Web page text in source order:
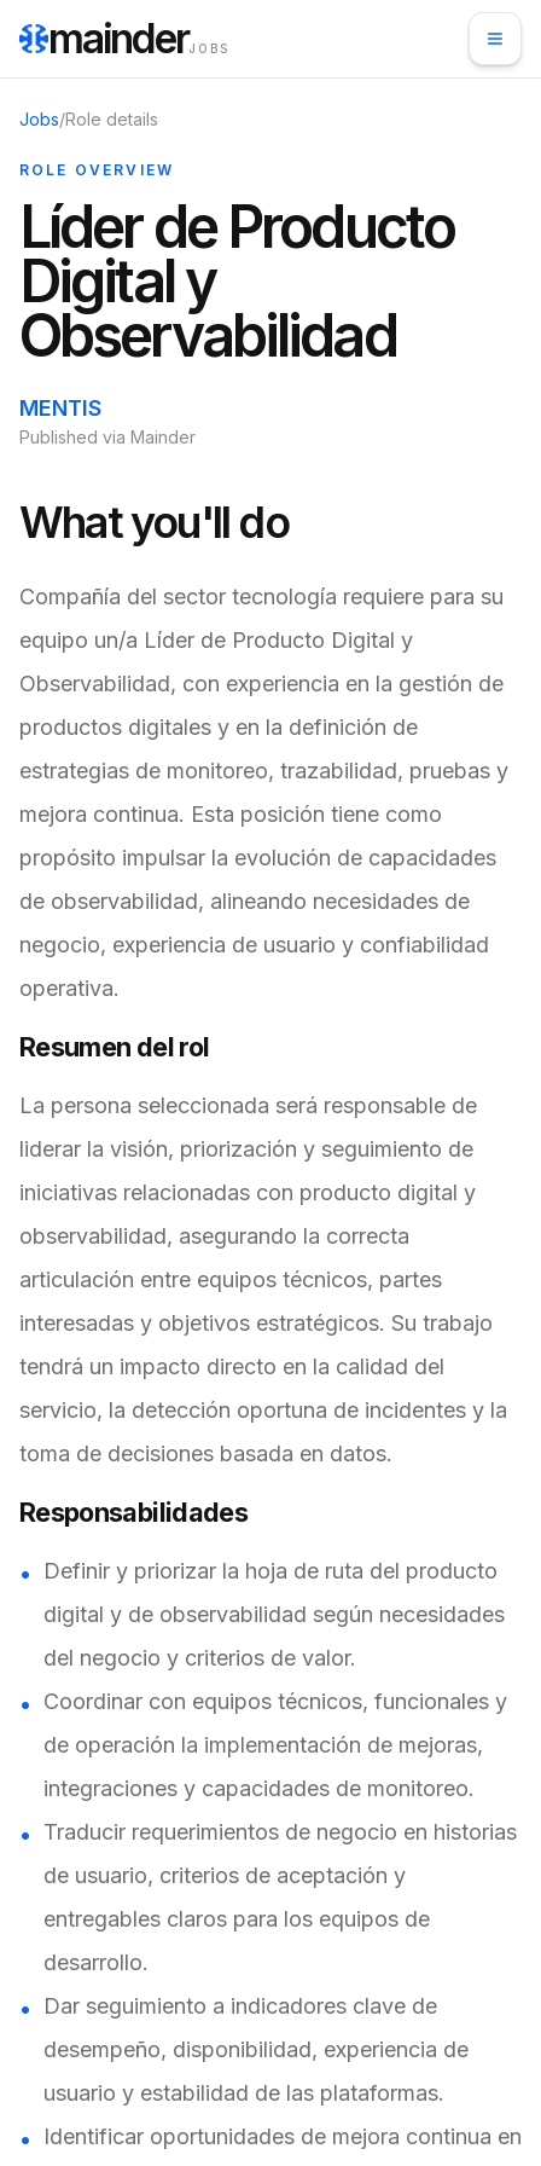
mainderJOBS
Jobs/Role details
ROLE OVERVIEW
Líder de Producto
Digital y
Observabilidad
MENTIS
Published via Mainder
What you'll do
Compañía del sector tecnología requiere para su
equipo un/a Líder de Producto Digital y
Observabilidad, con experiencia en la gestión de
productos digitales y en la definición de
estrategias de monitoreo, trazabilidad, pruebas y
mejora continua. Esta posición tiene como
propósito impulsar la evolución de capacidades
de observabilidad, alineando necesidades de
negocio, experiencia de usuario y confiabilidad
operativa.
Resumen del rol
La persona seleccionada será responsable de
liderar la visión, priorización y seguimiento de
iniciativas relacionadas con producto digital y
observabilidad, asegurando la correcta
articulación entre equipos técnicos, partes
interesadas y objetivos estratégicos. Su trabajo
tendrá un impacto directo en la calidad del
servicio, la detección oportuna de incidentes y la
toma de decisiones basada en datos.
Responsabilidades
Definir y priorizar la hoja de ruta del producto
digital y de observabilidad según necesidades
del negocio y criterios de valor.
Coordinar con equipos técnicos, funcionales y
de operación la implementación de mejoras,
integraciones y capacidades de monitoreo.
Traducir requerimientos de negocio en historias
de usuario, criterios de aceptación y
entregables claros para los equipos de
desarrollo.
Dar seguimiento a indicadores clave de
desempeño, disponibilidad, experiencia de
usuario y estabilidad de las plataformas.
Identificar oportunidades de mejora continua en